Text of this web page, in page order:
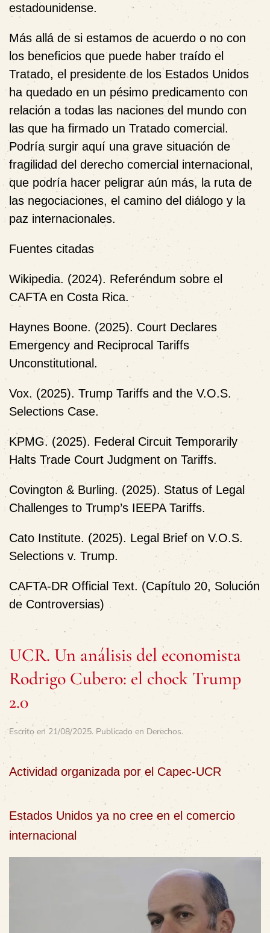
estadounidense.
Más allá de si estamos de acuerdo o no con
los beneficios que puede haber traído el
Tratado, el presidente de los Estados Unidos
ha quedado en un pésimo predicamento con
relación a todas las naciones del mundo con
las que ha firmado un Tratado comercial.
Podría surgir aquí una grave situación de
fragilidad del derecho comercial internacional,
que podría hacer peligrar aún más, la ruta de
las negociaciones, el camino del diálogo y la
paz internacionales.
Fuentes citadas
Wikipedia. (2024). Referéndum sobre el
CAFTA en Costa Rica.
Haynes Boone. (2025). Court Declares
Emergency and Reciprocal Tariffs
Unconstitutional.
Vox. (2025). Trump Tariffs and the V.O.S.
Selections Case.
KPMG. (2025). Federal Circuit Temporarily
Halts Trade Court Judgment on Tariffs.
Covington & Burling. (2025). Status of Legal
Challenges to Trump’s IEEPA Tariffs.
Cato Institute. (2025). Legal Brief on V.O.S.
Selections v. Trump.
CAFTA‑DR Official Text. (Capítulo 20, Solución
de Controversias)
UCR. Un análisis del economista
Rodrigo Cubero: el chock Trump
2.0
Escrito en 21/08/2025. Publicado en Derechos.
Actividad organizada por el Capec-UCR
Estados Unidos ya no cree en el comercio
internacional